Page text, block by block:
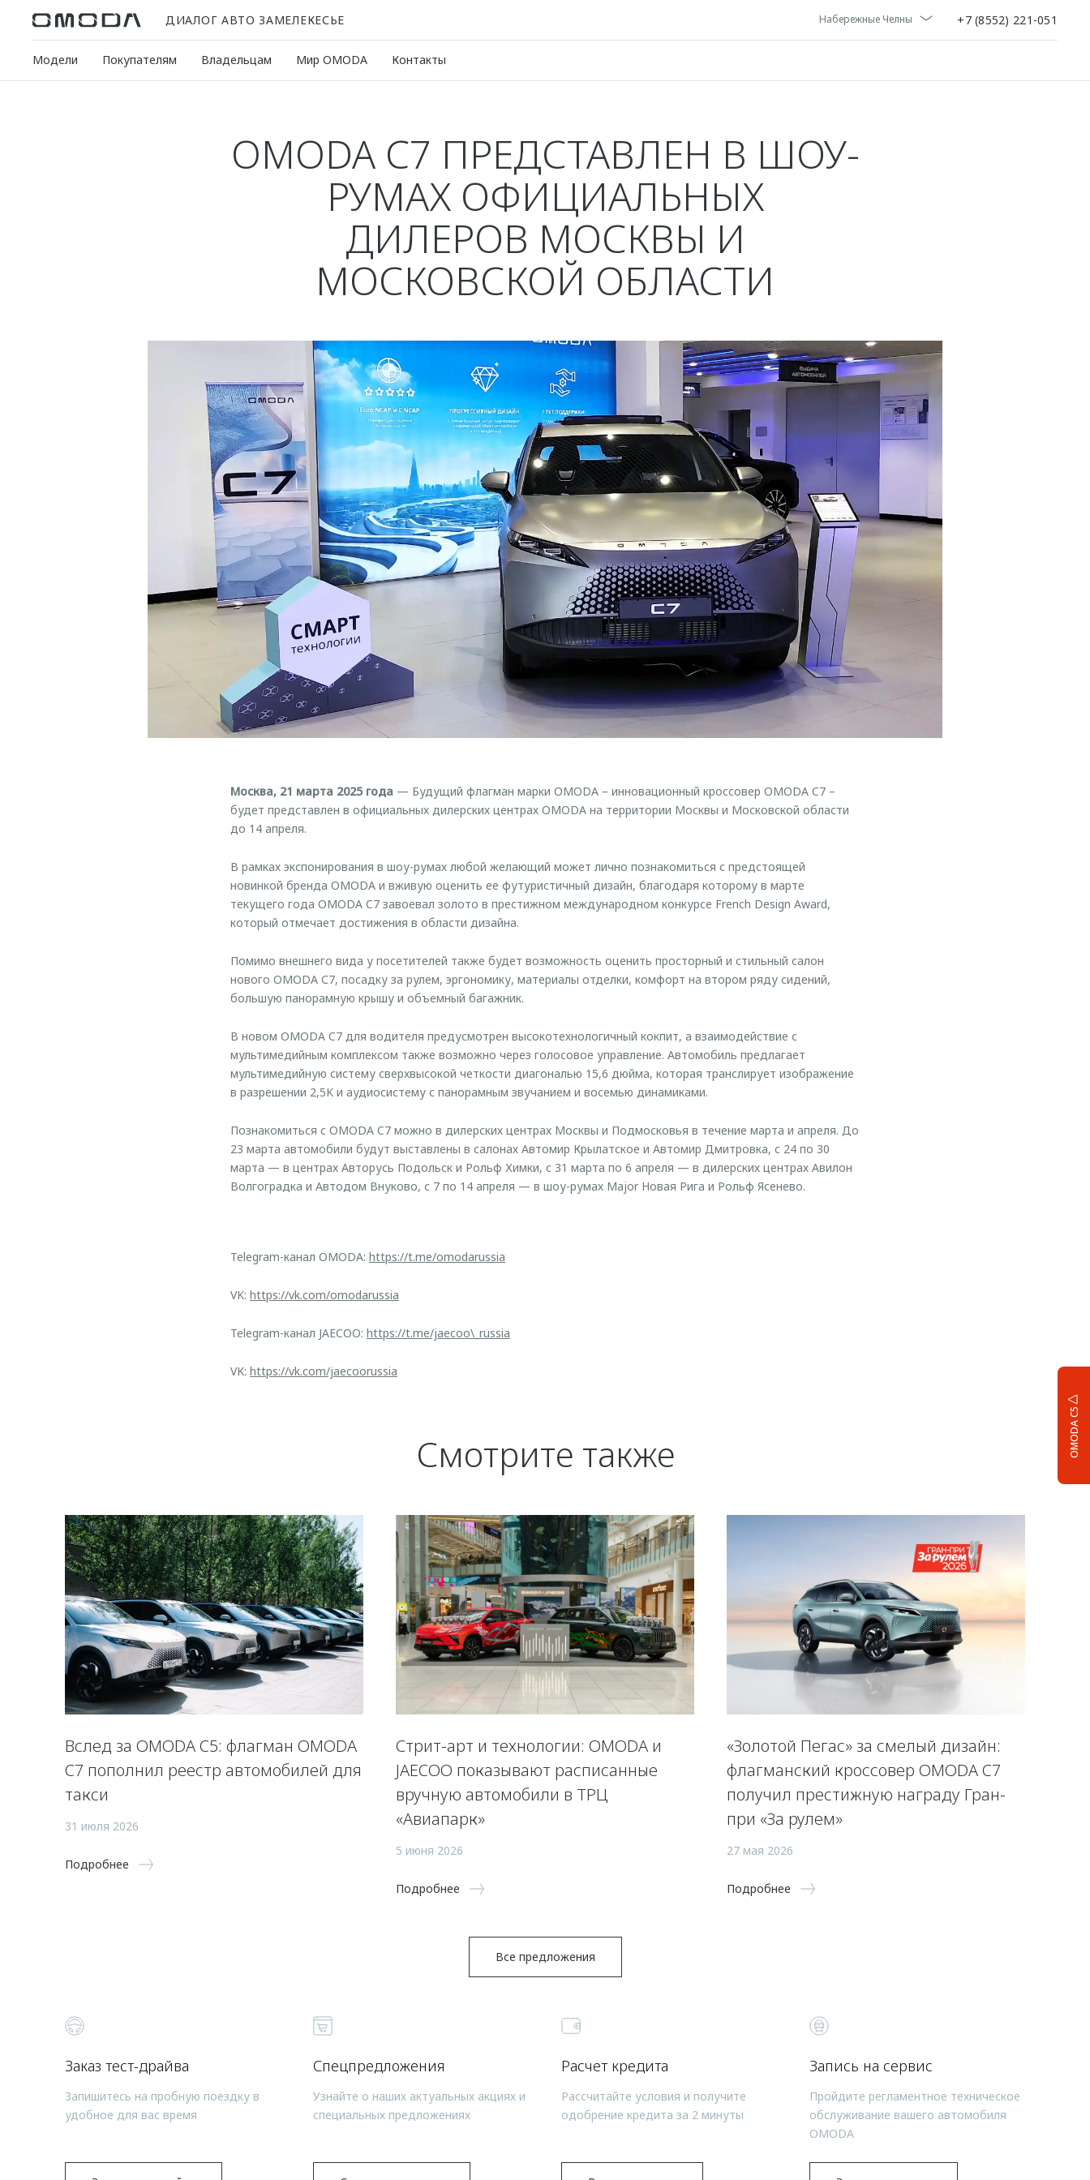
ДИАЛОГ АВТО ЗАМЕЛЕКЕСЬЕ Набережные Челны +7 (8552) 221-051
Модели Покупателям Владельцам Мир OMODA Контакты
OMODA C5
OMODA C7 ПРЕДСТАВЛЕН В ШОУ-
РУМАХ ОФИЦИАЛЬНЫХ
ДИЛЕРОВ МОСКВЫ И
МОСКОВСКОЙ ОБЛАСТИ
Москва, 21 марта 2025 года — Будущий флагман марки OMODA – инновационный кроссовер OMODA C7 –
будет представлен в официальных дилерских центрах OMODA на территории Москвы и Московской области
до 14 апреля.
В рамках экспонирования в шоу-румах любой желающий может лично познакомиться с предстоящей
новинкой бренда OMODA и вживую оценить ее футуристичный дизайн, благодаря которому в марте
текущего года OMODA C7 завоевал золото в престижном международном конкурсе French Design Award,
который отмечает достижения в области дизайна.
Помимо внешнего вида у посетителей также будет возможность оценить просторный и стильный салон
нового OMODA С7, посадку за рулем, эргономику, материалы отделки, комфорт на втором ряду сидений,
большую панорамную крышу и объемный багажник.
В новом OMODA C7 для водителя предусмотрен высокотехнологичный кокпит, а взаимодействие с
мультимедийным комплексом также возможно через голосовое управление. Автомобиль предлагает
мультимедийную систему сверхвысокой четкости диагональю 15,6 дюйма, которая транслирует изображение
в разрешении 2,5K и аудиосистему с панорамным звучанием и восемью динамиками.
Познакомиться с OMODA C7 можно в дилерских центрах Москвы и Подмосковья в течение марта и апреля. До
23 марта автомобили будут выставлены в салонах Автомир Крылатское и Автомир Дмитровка, с 24 по 30
марта — в центрах Авторусь Подольск и Рольф Химки, с 31 марта по 6 апреля — в дилерских центрах Авилон
Волгоградка и Автодом Внуково, с 7 по 14 апреля — в шоу-румах Major Новая Рига и Рольф Ясенево.
Telegram-канал OMODA: https://t.me/omodarussia
VK: https://vk.com/omodarussia
Telegram-канал JAECOO: https://t.me/jaecoo\_russia
VK: https://vk.com/jaecoorussia
Смотрите также
Вслед за OMODA C5: флагман OMODA
C7 пополнил реестр автомобилей для
такси
31 июля 2026
Подробнее
Стрит-арт и технологии: OMODA и
JAECOO показывают расписанные
вручную автомобили в ТРЦ
«Авиапарк»
5 июня 2026
Подробнее
«Золотой Пегас» за смелый дизайн:
флагманский кроссовер OMODA C7
получил престижную награду Гран-
при «За рулем»
27 мая 2026
Подробнее
Все предложения
Заказ тест-драйва
Запишитесь на пробную поездку в
удобное для вас время
Спецпредложения
Узнайте о наших актуальных акциях и
специальных предложениях
Расчет кредита
Рассчитайте условия и получите
одобрение кредита за 2 минуты
Запись на сервис
Пройдите регламентное техническое
обслуживание вашего автомобиля
OMODA